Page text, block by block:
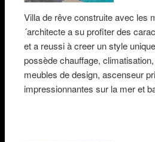
Villa de rêve construite avec les
´architecte a su profiter des
et a reussi à creer un style
possède chauffage,
meubles de design, ascenseur
impressionnantes sur la mer et